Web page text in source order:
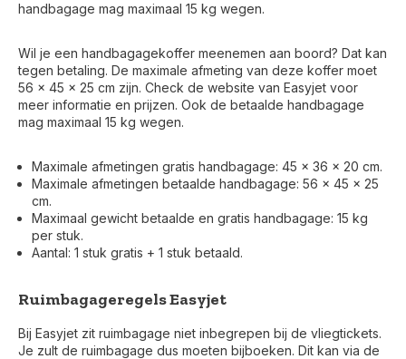
handbagage mag maximaal 15 kg wegen.
Wil je een handbagagekoffer meenemen aan boord? Dat kan
tegen betaling. De maximale afmeting van deze koffer moet
56 x 45 x 25 cm zijn. Check de website van Easyjet voor
meer informatie en prijzen. Ook de betaalde handbagage
mag maximaal 15 kg wegen.
Maximale afmetingen gratis handbagage: 45 x 36 x 20 cm.
Maximale afmetingen betaalde handbagage: 56 x 45 x 25
cm.
Maximaal gewicht betaalde en gratis handbagage: 15 kg
per stuk.
Aantal: 1 stuk gratis + 1 stuk betaald.
Ruimbagageregels Easyjet
Bij Easyjet zit ruimbagage niet inbegrepen bij de vliegtickets.
Je zult de ruimbagage dus moeten bijboeken. Dit kan via de